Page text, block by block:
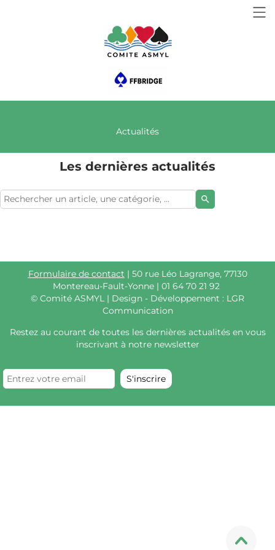
Actualités
Les dernières actualités
search
Formulaire de contact | 50 rue Léo Lagrange, 77130
Montereau-Fault-Yonne | 01 64 70 21 92
© Comité ASMYL | Design - Développement : LGR
Communication
Restez au courant de toutes les dernières actualités en vous
inscrivant à notre newsletter